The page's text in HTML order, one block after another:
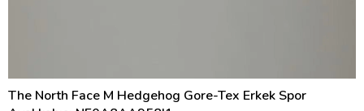
The North Face M Hedgehog Gore-Tex Erkek Spor